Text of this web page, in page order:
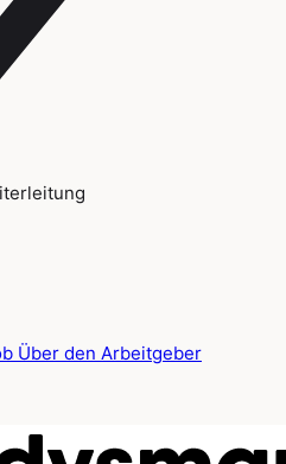
Über den Arbeitgeber